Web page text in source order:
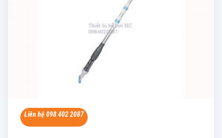
Liên hệ 098 402 2087